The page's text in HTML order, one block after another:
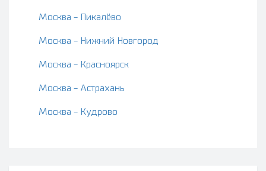
Москва - Пикалёво
Москва - Нижний Новгород
Москва - Красноярск
Москва - Астрахань
Москва - Кудрово